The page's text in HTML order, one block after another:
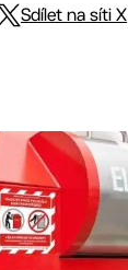
Sdílet na síti X